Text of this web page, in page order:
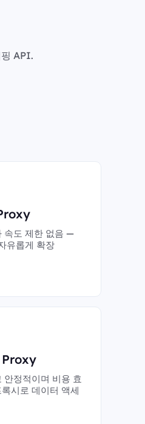
API.
속도 제한 없음 —
유롭게 확장
안정적이며 비용 효
시로 데이터 액세